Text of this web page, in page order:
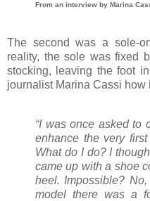
From an interview by Marina
The second was a sole-
reality, the sole was fixed
stocking, leaving the foot
journalist Marina Cassi how
“I was once asked to
enhance the very
What do I do? I
came up with a shoe
heel. Impossible?
model there was a